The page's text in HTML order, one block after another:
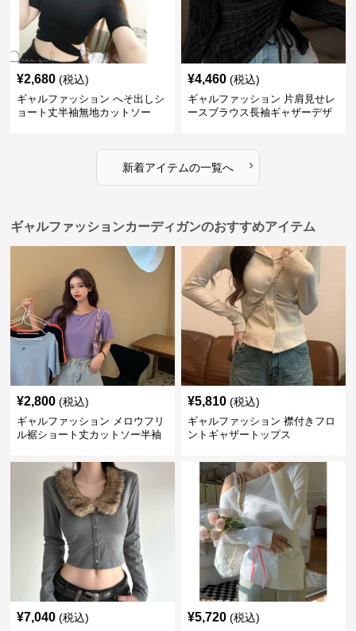
¥2,680 (税込)
ギャルファッション へそ出しシ
ョート丈半袖無地カットソー
¥4,460 (税込)
ギャルファッション 片肩見せレ
ースブラウス長袖ギャザーデザ
新着アイテムの一覧へ ›
ギャルファッションカーディガンのおすすめアイテム
¥2,800 (税込)
ギャルファッション メロウフリ
ル裾ショート丈カットソー半袖
¥5,810 (税込)
ギャルファッション 襟付きフロ
ントギャザートップス
¥7,040 (税込) ¥5,720 (税込)